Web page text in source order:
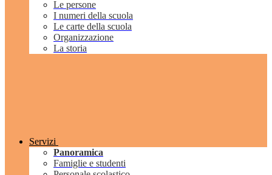
Le persone
I numeri della scuola
Le carte della scuola
Organizzazione
La storia
Servizi
Panoramica
Famiglie e studenti